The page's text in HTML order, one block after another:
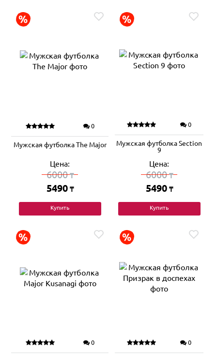
0
Мужская футболка The Major
Цена:
6000₸
5490 ₸
Купить
0
Мужская футболка Section
9
Цена:
6000₸
5490 ₸
Купить
0 0